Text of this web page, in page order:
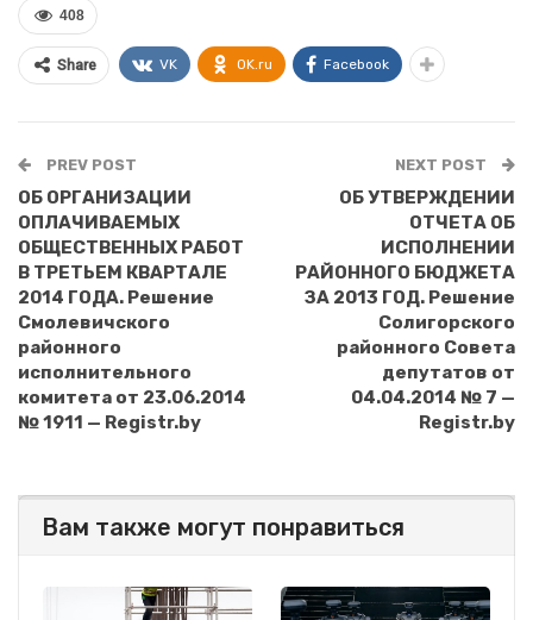
408
Share VK OK.ru Facebook
PREV POST
ОБ ОРГАНИЗАЦИИ
ОПЛАЧИВАЕМЫХ
ОБЩЕСТВЕННЫХ РАБОТ
В ТРЕТЬЕМ КВАРТАЛЕ
2014 ГОДА. Решение
Смолевичского
районного
исполнительного
комитета от 23.06.2014
№ 1911 — Registr.by
NEXT POST
ОБ УТВЕРЖДЕНИИ
ОТЧЕТА ОБ
ИСПОЛНЕНИИ
РАЙОННОГО БЮДЖЕТА
ЗА 2013 ГОД. Решение
Солигорского
районного Совета
депутатов от
04.04.2014 № 7 —
Registr.by
Вам также могут понравиться